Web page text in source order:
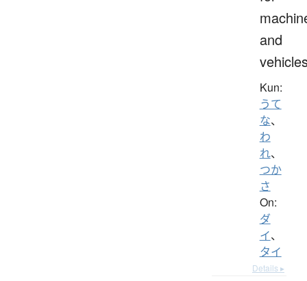
and
Kun:
うて
な、
わ
れ、
つか
さ
On:
ダ
イ、
タイ
Details ▸